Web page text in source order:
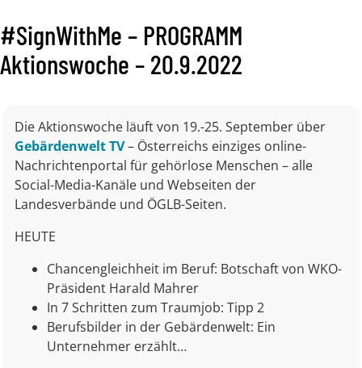
#SignWithMe – PROGRAMM
Aktionswoche – 20.9.2022
Die Aktionswoche läuft von 19.-25. September über
Gebärdenwelt TV– Österreichs einziges online-
Nachrichtenportal für gehörlose Menschen – alle
Social-Media-Kanäle und Webseiten der
Landesverbände und ÖGLB-Seiten.
HEUTE
Chancengleichheit im Beruf: Botschaft von WKO-
Präsident Harald Mahrer
In 7 Schritten zum Traumjob: Tipp 2
Berufsbilder in der Gebärdenwelt: Ein
Unternehmer erzählt…